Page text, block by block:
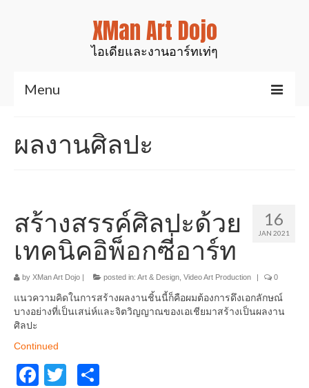
XMan Art Dojo
ไอเดียและงานอาร์ทเท่ๆ
Menu
Art & Design
สินค้าของเรา
งานเรซิ่นเคลือบไม้
รูปปั้นสัตว์ต่างๆ
ผลงานศิลปะ
16
JAN 2021
สร้างสรรค์ศิลปะด้วย
เทคนิคอิพ็อกซี่อาร์ท
by XMan Art Dojo | posted in: Art & Design Video Art Production | 0
แนวความคิดในการสร้างผลงานชิ้นนี้ก็คือผมต้องการดึงเอกลักษณ์
บางอย่างที่เป็นเสน่ห์และจิตวิญญาณของเอเชียมาสร้างเป็นผลงาน
ศิลปะ
Continued
Facebook
Twitter